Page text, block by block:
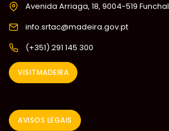
Avenida Arriaga, 18, 9004-519 Funchal
info.srtac@madeira.gov.pt
(+351) 291 145 300
VISITMADEIRA
AVISOS LEGAIS